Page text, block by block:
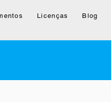
Licenças Blog